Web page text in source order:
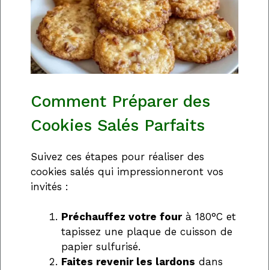
Comment Préparer des
Cookies Salés Parfaits
Suivez ces étapes pour réaliser des
cookies salés qui impressionneront vos
invités :
Préchauffez votre fourà 180°C et
tapissez une plaque de cuisson de
papier sulfurisé.
Faites revenir les lardons dans